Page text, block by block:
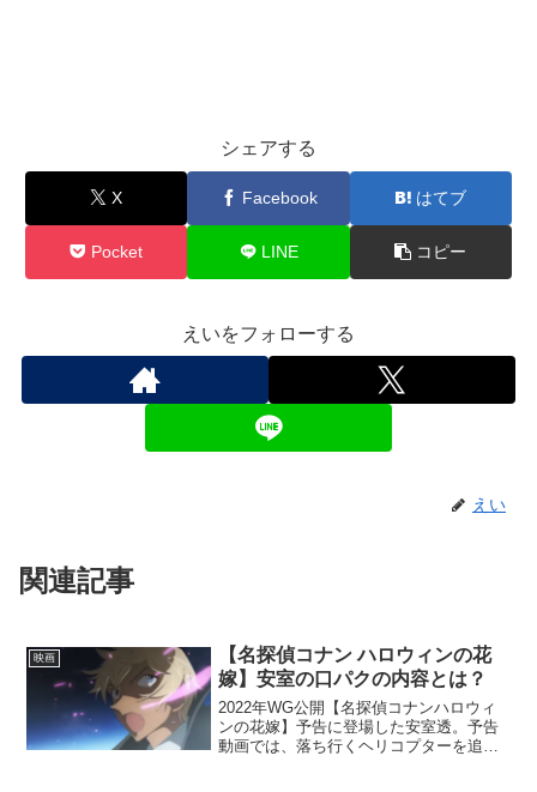
シェアする
X Facebook はてブ
Pocket LINE コピー
えいをフォローする
えい
関連記事
映画
【名探偵コナン ハロウィンの花
嫁】安室の口パクの内容とは？
2022年WG公開【名探偵コナンハロウィ
ンの花嫁】予告に登場した安室透。予告
動画では、落ち行くヘリコプターを追い